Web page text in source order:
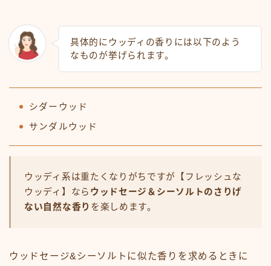
具体的にウッディの香りには以下のよう
なものが挙げられます。
シダーウッド
サンダルウッド
ウッディ系は重たくなりがちですが【フレッシュな
ウッディ】なら ウッドセージ＆シーソルトのさりげ
ない自然な香り を楽しめます。
ウッドセージ&シーソルトに似た香りを求めるときに